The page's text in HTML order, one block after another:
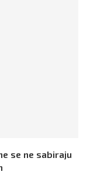
se ne sabiraju